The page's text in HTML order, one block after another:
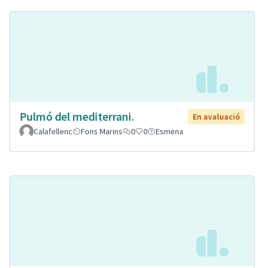
Pulmó del mediterrani.
En avaluació
Calafellenc
Fons Marins 0 0 Esmena